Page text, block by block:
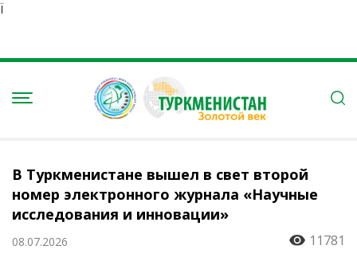
Ï
В Туркменистане вышел в свет второй
номер электронного журнала «Научные
исследования и инновации»
08.07.2026 11781